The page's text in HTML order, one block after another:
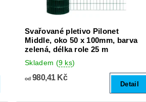
Svařované pletivo Pilonet
Middle, oko 50 x 100mm, barva
zelená, délka role 25 m
Skladem (9 ks)
od980,41 Kč
Detail